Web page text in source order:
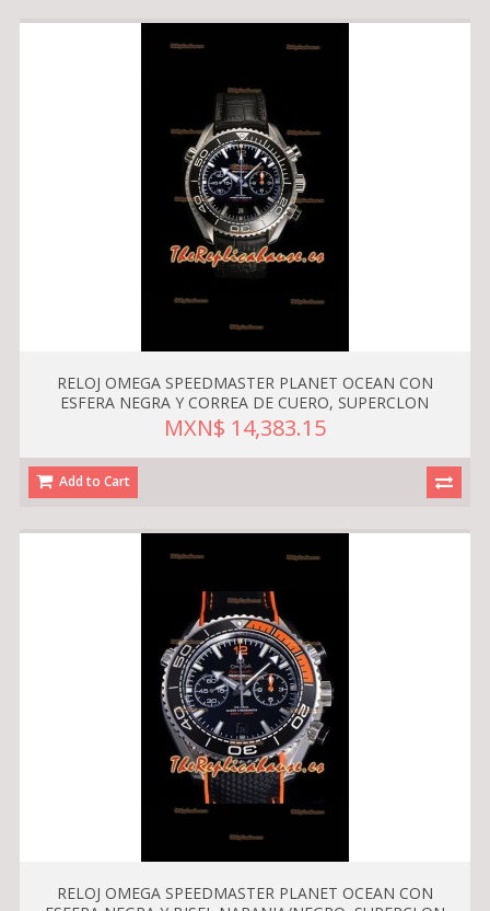
RELOJ OMEGA SPEEDMASTER PLANET OCEAN CON
ESFERA NEGRA Y CORREA DE CUERO, SUPERCLON
MXN$ 14,383.15
Add to Cart
RELOJ OMEGA SPEEDMASTER PLANET OCEAN CON